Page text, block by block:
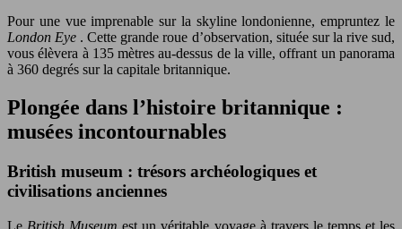
Pour une vue imprenable sur la skyline londonienne, empruntez le
London Eye . Cette grande roue d’observation, située sur la rive sud,
vous élèvera à 135 mètres au-dessus de la ville, offrant un panorama
à 360 degrés sur la capitale britannique.
Plongée dans l’histoire britannique :
musées incontournables
British museum : trésors archéologiques et
civilisations anciennes
Le British Museumest un véritable voyage à travers le temps et les